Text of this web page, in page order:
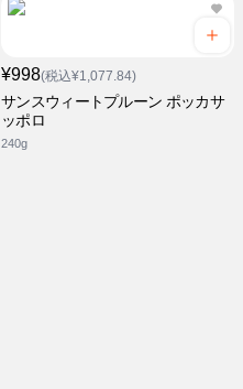
¥998(税込¥1,077.84)
サンスウィートプルーン ポッカサ
ッポロ
240g